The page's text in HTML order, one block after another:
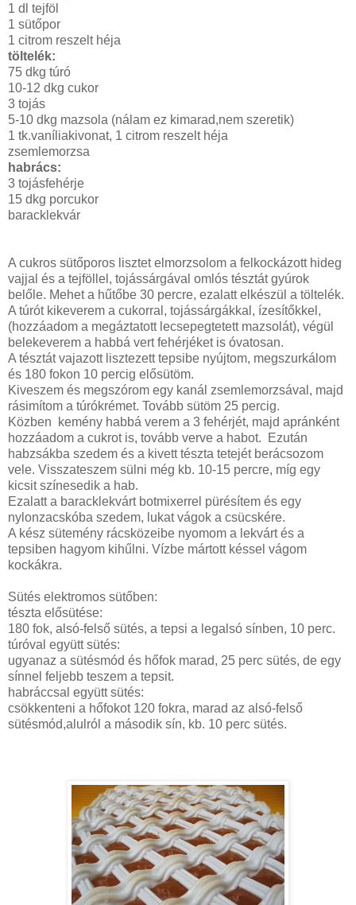
1 dl tejföl
1 sütőpor
1 citrom reszelt héja
töltelék:
75 dkg túró
10-12 dkg cukor
3 tojás
5-10 dkg mazsola (nálam ez kimarad,nem szeretik)
1 tk.vaníliakivonat, 1 citrom reszelt héja
zsemlemorzsa
habrács:
3 tojásfehérje
15 dkg porcukor
baracklekvár
A cukros sütőporos lisztet elmorzsolom a felkockázott hideg
vajjal és a tejföllel, tojássárgával omlós tésztát gyúrok
belőle. Mehet a hűtőbe 30 percre, ezalatt elkészül a töltelék.
A túrót kikeverem a cukorral, tojássárgákkal, ízesítőkkel,
(hozzáadom a megáztatott lecsepegtetett mazsolát), végül
belekeverem a habbá vert fehérjéket is óvatosan.
A tésztát vajazott lisztezett tepsibe nyújtom, megszurkálom
és 180 fokon 10 percig elősütöm.
Kiveszem és megszórom egy kanál zsemlemorzsával, majd
rásimítom a túrókrémet. Tovább sütöm 25 percig.
Közben kemény habbá verem a 3 fehérjét, majd apránként
hozzáadom a cukrot is, tovább verve a habot. Ezután
habzsákba szedem és a kivett tészta tetejét berácsozom
vele. Visszateszem sülni még kb. 10-15 percre, míg egy
kicsit színesedik a hab.
Ezalatt a baracklekvárt botmixerrel pürésítem és egy
nylonzacskóba szedem, lukat vágok a csücskére.
A kész sütemény rácsközeibe nyomom a lekvárt és a
tepsiben hagyom kihűlni. Vízbe mártott késsel vágom
kockákra.
Sütés elektromos sütőben:
tészta elősütése:
180 fok, alsó-felső sütés, a tepsi a legalsó sínben, 10 perc.
túróval együtt sütés:
ugyanaz a sütésmód és hőfok marad, 25 perc sütés, de egy
sínnel feljebb teszem a tepsit.
habráccsal együtt sütés:
csökkenteni a hőfokot 120 fokra, marad az alsó-felső
sütésmód,alulról a második sín, kb. 10 perc sütés.